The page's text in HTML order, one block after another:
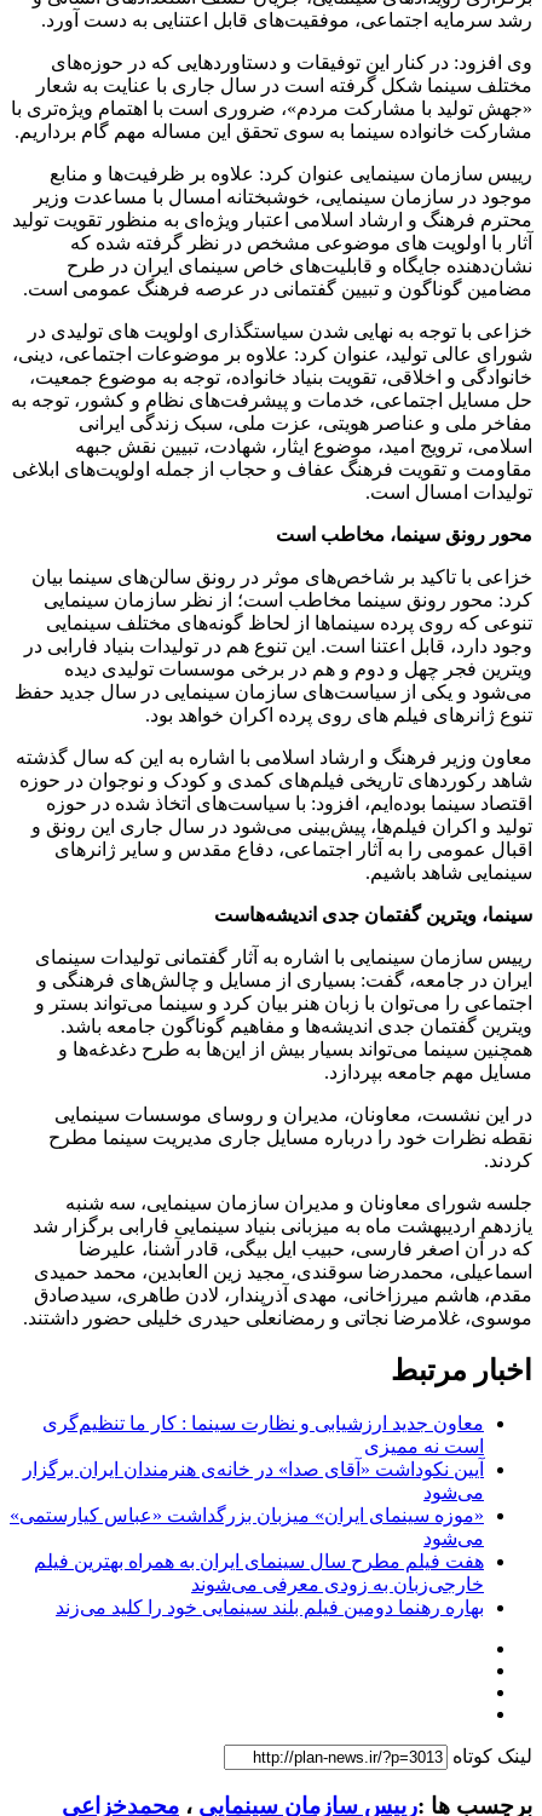
رشد سرمایه اجتماعی، موفقیت‌های قابل اعتنایی به دست آورد.
وی افزود: در کنار این توفیقات و دستاوردهایی که در حوزه‌های
مختلف سینما شکل گرفته است در سال جاری با عنایت به شعار
«جهش تولید با مشارکت مردم»، ضروری است با اهتمام ویژه‌تری با
مشارکت خانواده سینما به سوی تحقق این مساله مهم گام برداریم.
رییس سازمان سینمایی عنوان کرد: علاوه بر ظرفیت‌ها و منابع
موجود در سازمان سینمایی، خوشبختانه امسال با مساعدت وزیر
محترم فرهنگ و ارشاد اسلامی اعتبار ویژه‌ای به منظور تقویت تولید
آثار با اولویت های موضوعی مشخص در نظر گرفته شده که
نشان‌دهنده جایگاه و قابلیت‌های خاص سینمای ایران در طرح
مضامین گوناگون و تبیین گفتمانی در عرصه فرهنگ عمومی است.
خزاعی با توجه به نهایی شدن سیاستگذاری اولویت های تولیدی در
شورای عالی تولید، عنوان کرد: علاوه بر موضوعات اجتماعی، دینی،
خانوادگی و اخلاقی، تقویت بنیاد خانواده، توجه به موضوع جمعیت،
حل مسایل اجتماعی، خدمات و پیشرفت‌های نظام و کشور، توجه به
مفاخر ملی و عناصر هویتی، عزت ملی، سبک زندگی ایرانی
اسلامی، ترویج امید، موضوع ایثار، شهادت، تبیین نقش جبهه
مقاومت و تقویت فرهنگ عفاف و حجاب از جمله اولویت‌های ابلاغی
تولیدات امسال است.
محور رونق سینما، مخاطب است
خزاعی با تاکید بر شاخص‌های موثر در رونق سالن‌های سینما بیان
کرد: محور رونق سینما مخاطب است؛ از نظر سازمان سینمایی
تنوعی که روی پرده سینماها از لحاظ گونه‌های مختلف سینمایی
وجود دارد، قابل اعتنا است. این تنوع هم در تولیدات بنیاد فارابی در
ویترین فجر چهل و دوم و هم در برخی موسسات تولیدی دیده
می‌شود و یکی از سیاست‌های سازمان سینمایی در سال جدید حفظ
تنوع ژانرهای فیلم های روی پرده اکران خواهد بود.
معاون وزیر فرهنگ و ارشاد اسلامی با اشاره به این که سال گذشته
شاهد رکوردهای تاریخی فیلم‌های کمدی و کودک و نوجوان در حوزه
اقتصاد سینما بوده‌ایم، افزود: با سیاست‌های اتخاذ شده در حوزه
تولید و اکران فیلم‌ها، پیش‌بینی می‌شود در سال جاری این رونق و
اقبال عمومی را به آثار اجتماعی، دفاع مقدس و سایر ژانرهای
سینمایی شاهد باشیم.
سینما، ویترین گفتمان جدی اندیشه‌هاست
رییس سازمان سینمایی با اشاره به آثار گفتمانی تولیدات سینمای
ایران در جامعه، گفت: بسیاری از مسایل و چالش‌های فرهنگی و
اجتماعی را می‌توان با زبان هنر بیان کرد و سینما می‌تواند بستر و
ویترین گفتمان جدی اندیشه‌ها و مفاهیم گوناگون جامعه باشد.
همچنین سینما می‌تواند بسیار بیش از این‌ها به طرح دغدغه‌ها و
مسایل مهم جامعه بپردازد.
در این نشست، معاونان، مدیران و روسای موسسات سینمایی
نقطه نظرات خود را درباره مسایل جاری مدیریت سینما مطرح
کردند.
جلسه شورای معاونان و مدیران سازمان سینمایی، سه شنبه
یازدهم اردیبهشت ماه به میزبانی بنیاد سینمایی فارابی برگزار شد
که در آن اصغر فارسی، حبیب ایل بیگی، قادر آشنا، علیرضا
اسماعیلی، محمدرضا سوقندی، مجید زین العابدین، محمد حمیدی
مقدم، هاشم میرزاخانی، مهدی آذرپندار، لادن طاهری، سیدصادق
موسوی، غلامرضا نجاتی و رمضانعلی حیدری خلیلی حضور داشتند.
اخبار مرتبط
معاون جدید ارزشیابی و نظارت سینما : کار ما تنظیم‌گری
است نه ممیزی
آیین نکوداشت «آقای صدا» در خانه‌ی هنرمندان ایران برگزار
می‌شود
«موزه سینمای ایران» میزبان بزرگداشت «عباس کیارستمی»
می‌شود
هفت فیلم مطرح سال سینمای ایران به همراه بهترین فیلم
خارجی‌زبان به زودی معرفی می‌شوند
بهاره رهنما دومین فیلم بلند سینمایی خود را کلید می‌زند
لینک کوتاه
برچسب ها :رییس سازمان سینمایی ، محمدخزاعی